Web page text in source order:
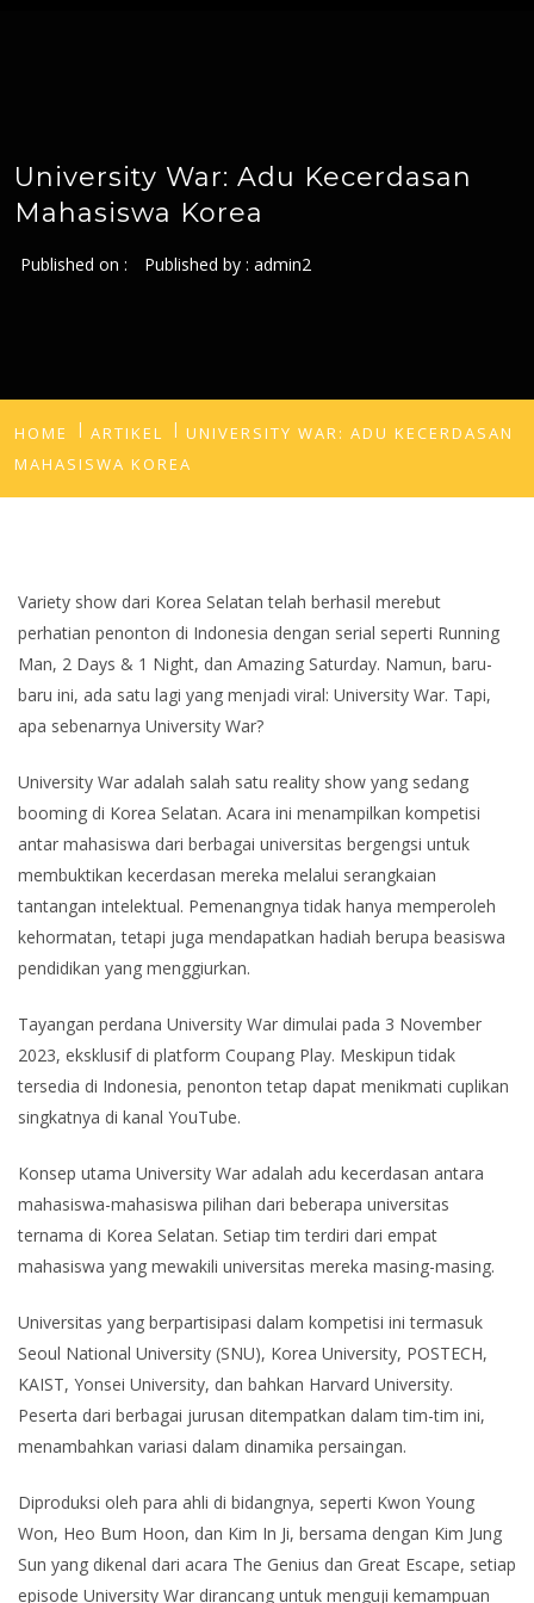
University War: Adu Kecerdasan
Mahasiswa Korea
Published on : Published by : admin2
HOME ARTIKEL
UNIVERSITY WAR: ADU KECERDASAN
MAHASISWA KOREA
Variety show dari Korea Selatan telah berhasil merebut
perhatian penonton di Indonesia dengan serial seperti Running
Man, 2 Days & 1 Night, dan Amazing Saturday. Namun, baru-
baru ini, ada satu lagi yang menjadi viral: University War. Tapi,
apa sebenarnya University War?
University War adalah salah satu reality show yang sedang
booming di Korea Selatan. Acara ini menampilkan kompetisi
antar mahasiswa dari berbagai universitas bergengsi untuk
membuktikan kecerdasan mereka melalui serangkaian
tantangan intelektual. Pemenangnya tidak hanya memperoleh
kehormatan, tetapi juga mendapatkan hadiah berupa beasiswa
pendidikan yang menggiurkan.
Tayangan perdana University War dimulai pada 3 November
2023, eksklusif di platform Coupang Play. Meskipun tidak
tersedia di Indonesia, penonton tetap dapat menikmati cuplikan
singkatnya di kanal YouTube.
Konsep utama University War adalah adu kecerdasan antara
mahasiswa-mahasiswa pilihan dari beberapa universitas
ternama di Korea Selatan. Setiap tim terdiri dari empat
mahasiswa yang mewakili universitas mereka masing-masing.
Universitas yang berpartisipasi dalam kompetisi ini termasuk
Seoul National University (SNU), Korea University, POSTECH,
KAIST, Yonsei University, dan bahkan Harvard University.
Peserta dari berbagai jurusan ditempatkan dalam tim-tim ini,
menambahkan variasi dalam dinamika persaingan.
Diproduksi oleh para ahli di bidangnya, seperti Kwon Young
Won, Heo Bum Hoon, dan Kim In Ji, bersama dengan Kim Jung
Sun yang dikenal dari acara The Genius dan Great Escape, setiap
episode University War dirancang untuk menguji kemampuan